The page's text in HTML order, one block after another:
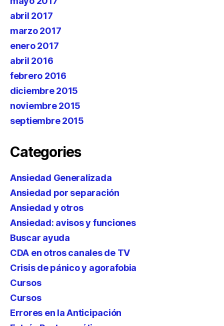
abril 2017
marzo 2017
enero 2017
abril 2016
febrero 2016
diciembre 2015
noviembre 2015
septiembre 2015
Categories
Ansiedad Generalizada
Ansiedad por separación
Ansiedad y otros
Ansiedad: avisos y funciones
Buscar ayuda
CDA en otros canales de TV
Crisis de pánico y agorafobia
Cursos
Cursos
Errores en la Anticipación